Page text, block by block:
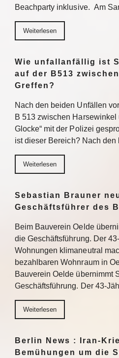
Beachparty inklusive. Am
Weiterlesen
Wie unfallanfällig ist
auf der B513
Greffen?
Nach den beiden Unfällen
B 513 zwischen Harsewinkel
Glocke“ mit der Polizei
ist dieser Bereich? Nach
Weiterlesen
Sebastian Brauner
Geschäftsführer des
Beim Bauverein Oelde
die Geschäftsführung. Der
Wohnungen klimaneutral
bezahlbaren Wohnraum in
Bauverein Oelde übernimmt
Geschäftsführung. Der 43-
Weiterlesen
Berlin News : Iran-
Bemühungen um die